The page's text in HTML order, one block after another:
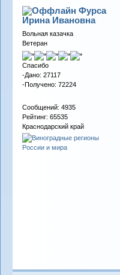
Фурса
Ирина Ивановна
Вольная казачка
Ветеран
Спасибо
-Дано: 27117
-Получено: 72224
Сообщений: 4935
Рейтинг: 65535
Краснодарский край